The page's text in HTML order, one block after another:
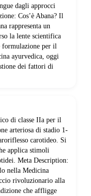
dagli approcci
Cos’è Abana? Il
rappresenta un
la lente scientifica
formulazione per il
ayurvedica, oggi
dei fattori di
di classe IIa per il
arteriosa di stadio 1-
carotideo. Si
applica stimoli
Meta Description:
nella Medicina
rivoluzionario alla
che affligge